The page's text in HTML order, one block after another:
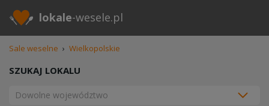
lokale-wesele.pl
Sale weselne › Wielkopolskie
SZUKAJ LOKALU